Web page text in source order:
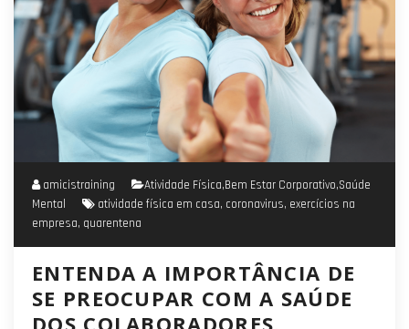
amicistraining Atividade Física,Bem Estar Corporativo,Saúde
Mental
atividade física em casa, coronavirus, exercícios na
empresa, quarentena
ENTENDA A IMPORTÂNCIA DE
SE PREOCUPAR COM A SAÚDE